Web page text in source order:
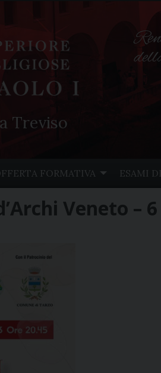
Treviso
FORMATIVA ESAMI
Veneto –